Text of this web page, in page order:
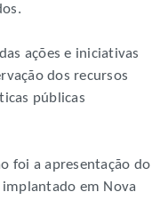
ações e iniciativas
dos recursos
públicas
foi a apresentação do
em Nova